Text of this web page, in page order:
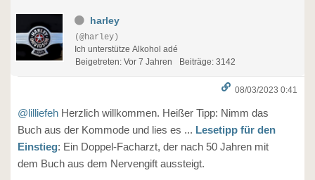
harley
(@harley)
Ich unterstütze Alkohol adé
Beigetreten: Vor 7 Jahren
Beiträge: 3142
08/03/2023 0:41
@lilliefeh Herzlich willkommen. Heißer Tipp: Nimm das
Buch aus der Kommode und lies es ... Lesetipp für den
Einstieg: Ein Doppel-Facharzt, der nach 50 Jahren mit
dem Buch aus dem Nervengift aussteigt.